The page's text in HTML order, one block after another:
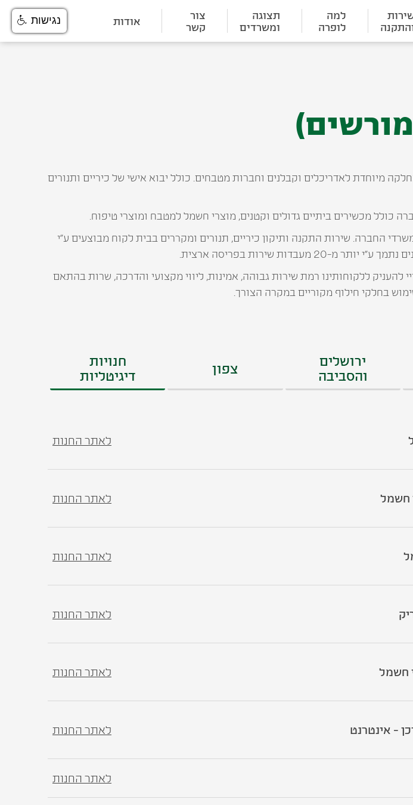
למה
לופרה
תצוגה
ומשרדים
צור
קשר
אודות
מיוחדת לאדריכלים וקבלנים וחברות מטבחים. כולל יבוא אישי של כיריים ותנורים
כולל מכשירים ביתיים גדולים וקטנים, מוצרי חשמל למטבח ומוצרי טיפוח.
החברה. שירות התקנה ותיקון כיריים, תנורים ומקררים בבית לקוח מבוצעים ע"י
ללקוחותינו רמת שירות גבוהה, אמינות, ליווי מקצועי והדרכה, שרות בהתאם
בחלקי חילוף מקוריים במקרה הצורך.
ירושלים
והסביבה
צפון
חנויות
דיגיטליות
לאתר החנות
חשמל לאתר החנות
לאתר החנות
לאתר החנות
חשמל לאתר החנות
- אינטרנט לאתר החנות
לאתר החנות
נגישות